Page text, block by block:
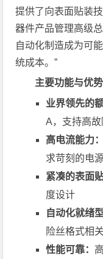
提供了向表面贴装
器件产品管理高级
自动化制造成为可
统成本。”
主要功能与优势
业界领先的
A，支持高
高电流能力
求苛刻的电
紧凑的表面
度设计
自动化就绪
险丝格式相
性能可靠：